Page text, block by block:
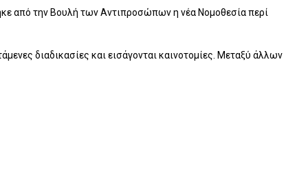
από την Βουλή των Αντιπροσώπων η νέα Νομοθεσία περί
διαδικασίες και εισάγονται καινοτομίες. Μεταξύ άλλων